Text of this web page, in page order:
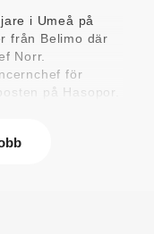
i Umeå på
från Belimo där
Norr.
för
på Hasopor.